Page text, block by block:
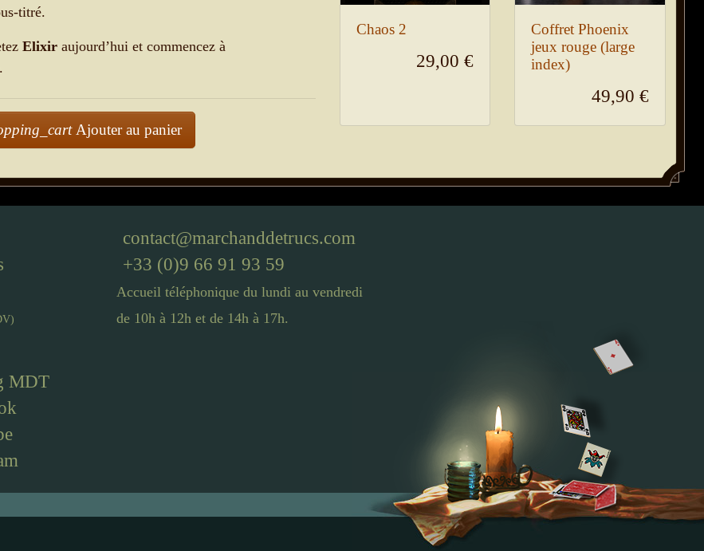
titré.
Elixir aujourd’hui et commencez à
Ajouter au panier' . Elixir (Rouge) . '
Chaos 2
29,00 €
Coffret Phoenix
jeux rouge (large
index)
49,90 €
)
contact@marchanddetrucs.com
+33 (0)9 66 91 93 59
Accueil téléphonique du lundi au vendredi
de 10h à 12h et de 14h à 17h.
MDT